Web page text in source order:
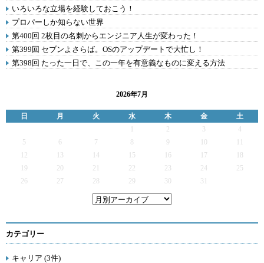
いろいろな立場を経験しておこう！
プロパーしか知らない世界
第400回 2枚目の名刺からエンジニア人生が変わった！
第399回 セブンよさらば。OSのアップデートで大忙し！
第398回 たった一日で、この一年を有意義なものに変える方法
2026年7月
日 月 火 水 木 金
土
2 3
4
5
6 7 9
12
13 14 15 16 17
19
20 21 22 23 24
25
26
27 28 29 30 31
カテゴリー
キャリア (3件)